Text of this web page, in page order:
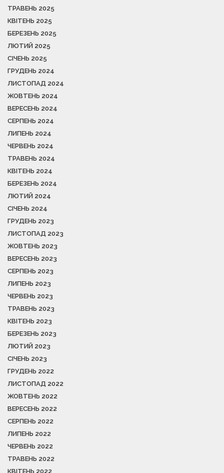
ТРАВЕНЬ 2025
КВІТЕНЬ 2025
БЕРЕЗЕНЬ 2025
ЛЮТИЙ 2025
СІЧЕНЬ 2025
ГРУДЕНЬ 2024
ЛИСТОПАД 2024
ЖОВТЕНЬ 2024
ВЕРЕСЕНЬ 2024
СЕРПЕНЬ 2024
ЛИПЕНЬ 2024
ЧЕРВЕНЬ 2024
ТРАВЕНЬ 2024
КВІТЕНЬ 2024
БЕРЕЗЕНЬ 2024
ЛЮТИЙ 2024
СІЧЕНЬ 2024
ГРУДЕНЬ 2023
ЛИСТОПАД 2023
ЖОВТЕНЬ 2023
ВЕРЕСЕНЬ 2023
СЕРПЕНЬ 2023
ЛИПЕНЬ 2023
ЧЕРВЕНЬ 2023
ТРАВЕНЬ 2023
КВІТЕНЬ 2023
БЕРЕЗЕНЬ 2023
ЛЮТИЙ 2023
СІЧЕНЬ 2023
ГРУДЕНЬ 2022
ЛИСТОПАД 2022
ЖОВТЕНЬ 2022
ВЕРЕСЕНЬ 2022
СЕРПЕНЬ 2022
ЛИПЕНЬ 2022
ЧЕРВЕНЬ 2022
ТРАВЕНЬ 2022
КВІТЕНЬ 2022